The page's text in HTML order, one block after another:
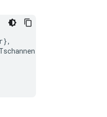
and Daniel